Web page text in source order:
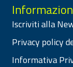
Iscriviti alla
Privacy policy
Informativa